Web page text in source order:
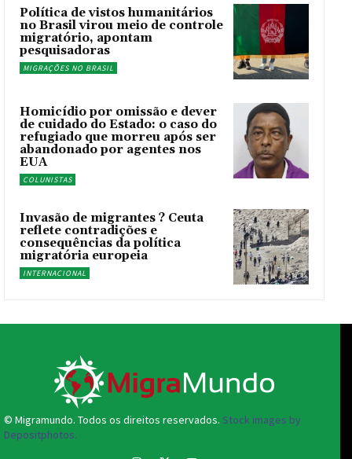
Política de vistos humanitários
no Brasil virou meio de controle
migratório, apontam
pesquisadoras
MIGRAÇÕES NO BRASIL
Homicídio por omissão e dever
de cuidado do Estado: o caso do
refugiado que morreu após ser
abandonado por agentes nos
EUA
COLUNISTAS
Invasão de migrantes ? Ceuta
reflete contradições e
consequências da política
migratória europeia
INTERNACIONAL
© Migramundo. Todos os direitos reservados. Stock images by
Depositphotos.